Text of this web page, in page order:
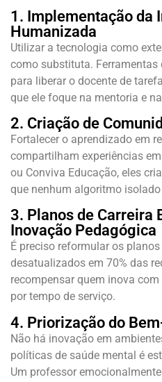
1. Implementação da
Humanizada
Utilizar a tecnologia como
como substituta. Ferramentas
para liberar o docente de
que ele foque na mentoria e
2. Criação de
Fortalecer o aprendizado em
compartilham experiências
ou Conviva Educação, eles
que nenhum algoritmo isolado
3. Planos de Carreira
Inovação Pedagógica
É preciso reformular os
desatualizados em 70% das
recompensar quem inova
por tempo de serviço.
4. Priorização do
Não há inovação em
políticas de saúde mental é
Um professor